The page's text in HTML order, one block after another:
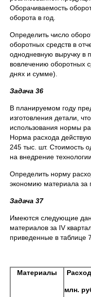
Оборачиваемость
оборота в год.
Определить число
оборотных средств в
однодневную выручку в
вовлечению оборотных
днях и сумме).
Задача 36
B планируемом году
изготовления детали,
использования нормы
Норма расхода
245 тыс. шт. Стоимость
на внедрение
Определить норму
экономию материала за
Задача 37
Имеются следующие
материалов за IV
приведенные в таблице
Материалы
млн.